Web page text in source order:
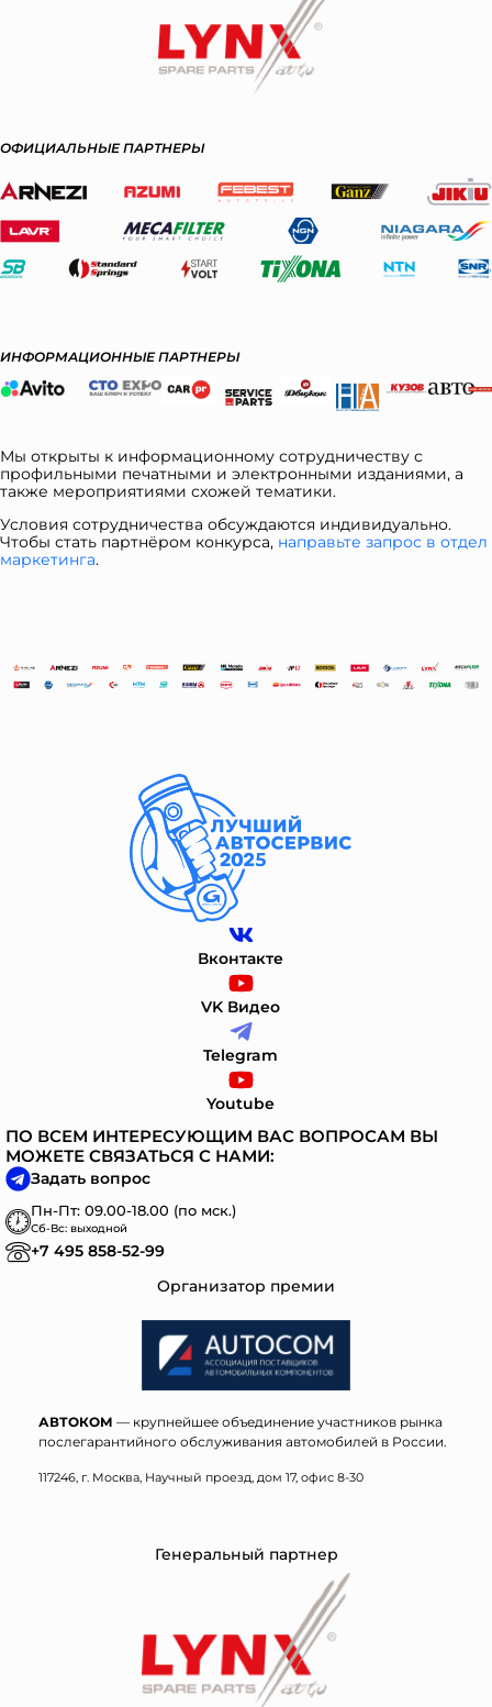
ОФИЦИАЛЬНЫЕ ПАРТНЕРЫ
ИНФОРМАЦИОННЫЕ ПАРТНЕРЫ
Мы открыты к информационному сотрудничеству с
профильными печатными и электронными изданиями, а
также мероприятиями схожей тематики.
Условия сотрудничества обсуждаются индивидуально.
Чтобы стать партнёром конкурса, направьте запрос в отдел
маркетинга.
Вконтакте
VK Видео
Telegram
Youtube
ПО ВСЕМ ИНТЕРЕСУЮЩИМ ВАС ВОПРОСАМ ВЫ
МОЖЕТЕ СВЯЗАТЬСЯ С НАМИ:
Задать вопрос
Пн-Пт: 09.00-18.00 (по мск.)
Сб-Вс: выходной
+7 495 858-52-99
Организатор премии
АВТОКОМ — крупнейшее объединение участников рынка
послегарантийного обслуживания автомобилей в России.
117246, г. Москва, Научный проезд, дом 17, офис 8-30
Генеральный партнер